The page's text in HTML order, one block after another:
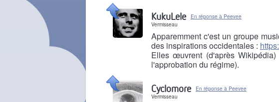
KukuLele
En réponse à Peevee
Vermisseau
Apparemment c'est un groupe
des inspirations occidentales :
Elles œuvrent (d'après
l'approbation du régime).
Il y a 3 ans
Cyclomore
En réponse à Peevee
Vermisseau